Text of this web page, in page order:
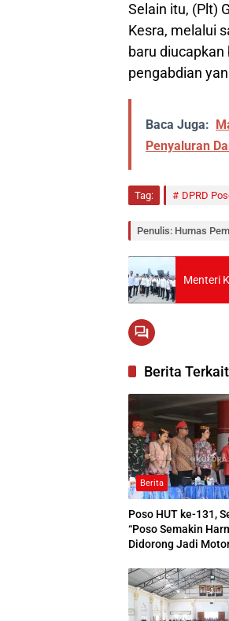
Selain itu, (Plt)
Kesra, melalui
baru
pengabdian
Baca Juga:
Penyaluran
Tag: DPRD
Penulis: Humas
Menteri
Berita Terkait
Berita
Poso HUT ke-131,
“Poso Semakin
Didorong Jadi